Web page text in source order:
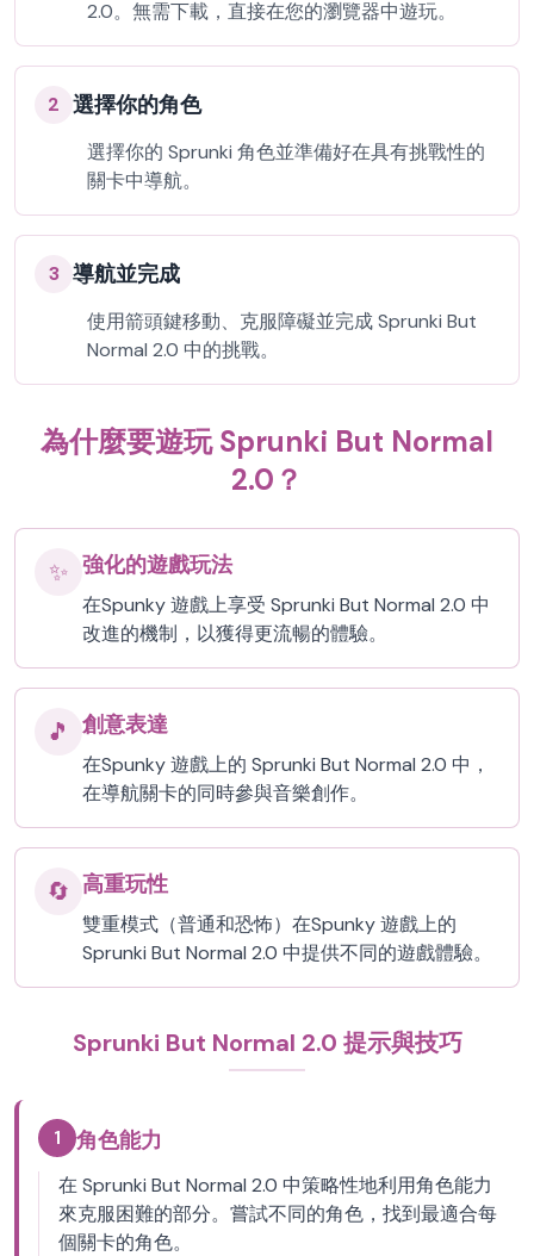
2.0。無需下載，直接在您的瀏覽器中遊玩。
2 選擇你的角色
選擇你的 Sprunki 角色並準備好在具有挑戰性的
關卡中導航。
3 導航並完成
使用箭頭鍵移動、克服障礙並完成 Sprunki But
Normal 2.0 中的挑戰。
為什麼要遊玩 Sprunki But Normal
2.0？
✨ 強化的遊戲玩法
在Spunky 遊戲上享受 Sprunki But Normal 2.0 中
改進的機制，以獲得更流暢的體驗。
🎵 創意表達
在Spunky 遊戲上的 Sprunki But Normal 2.0 中，
在導航關卡的同時參與音樂創作。
🔄 高重玩性
雙重模式（普通和恐怖）在Spunky 遊戲上的
Sprunki But Normal 2.0 中提供不同的遊戲體驗。
Sprunki But Normal 2.0 提示與技巧
1 角色能力
在 Sprunki But Normal 2.0 中策略性地利用角色能力
來克服困難的部分。嘗試不同的角色，找到最適合每
個關卡的角色。